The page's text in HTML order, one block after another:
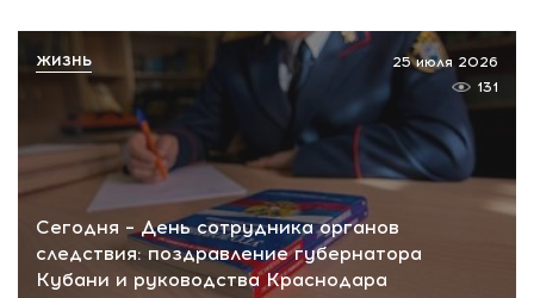
Сегодня – День сотрудника органов
следствия: поздравление губернатора
Кубани и руководства Краснодара
25 июля 2026
131
ЖИЗНЬ